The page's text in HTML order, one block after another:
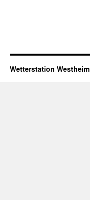
Wetterstation Westheim